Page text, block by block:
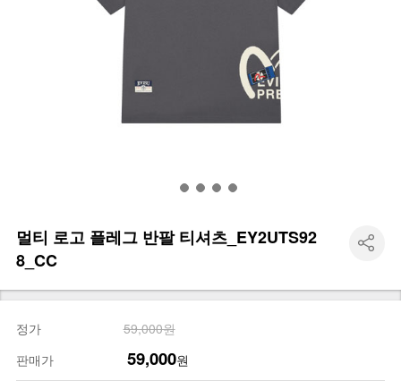
멀티 로고 플레그 반팔 티셔츠_EY2UTS92
8_CC
정가
59,000원
판매가
59,000원